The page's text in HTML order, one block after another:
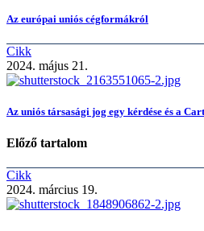
Az európai uniós cégformákról
Cikk
2024. május 21.
Az uniós társasági jog egy kérdése és a
Előző tartalom
Cikk
2024. március 19.